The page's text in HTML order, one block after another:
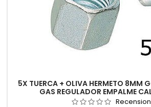
5X TUERCA + OLIVA HERMETO 8MM
GAS REGULADOR EMPALME